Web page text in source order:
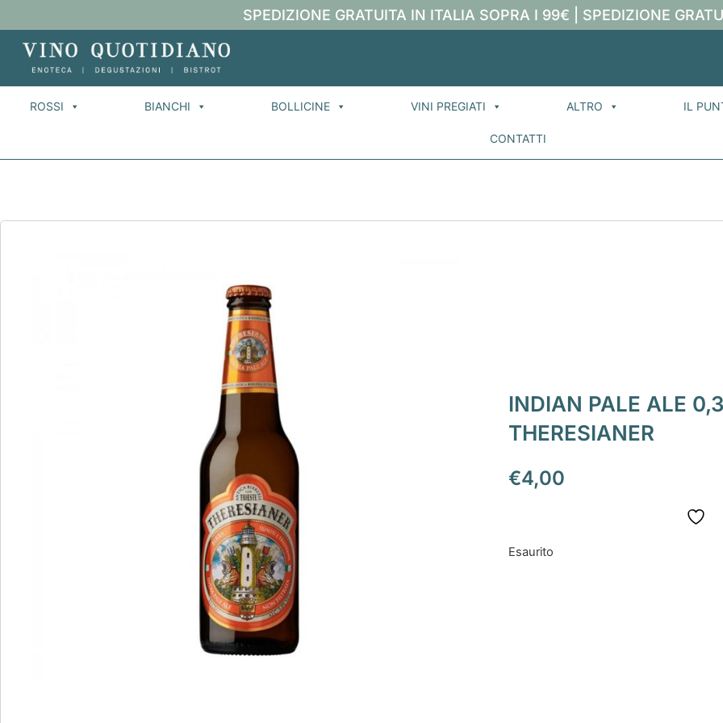
SPEDIZIONE GRATUITA IN ITALIA SOPRA I 99€ | SPEDIZIONE
ROSSI BIANCHI BOLLICINE VINI PREGIATI ALTRO IL
CONTATTI
INDIAN PALE ALE
THERESIANER
€4,00
Esaurito